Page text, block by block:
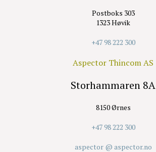
Postboks 303
1323 Høvik
+47 98 222 300
Aspector Thincom AS
Storhammaren 8A
8150 Ørnes
+47 98 222 300
aspector @ aspector.no